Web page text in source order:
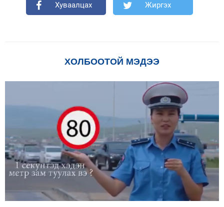
Хуваалцах Жиргэх
ХОЛБООТОЙ МЭДЭЭ